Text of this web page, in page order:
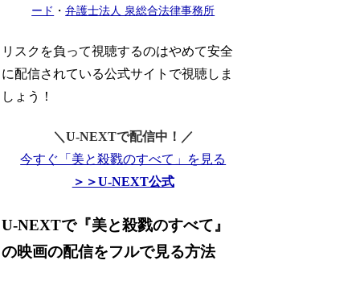
ード ・弁護士法人 泉総合法律事務所
リスクを負って視聴するのはやめて安全
に配信されている公式サイトで視聴しま
しょう！
＼U-NEXTで配信中！／
今すぐ「美と殺戮のすべて」を見る
＞＞U-NEXT公式
U-NEXTで『美と殺戮のすべて』
の映画の配信をフルで見る方法